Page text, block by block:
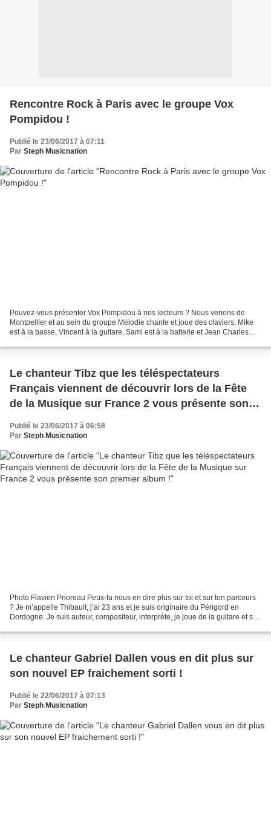
Rencontre Rock à Paris avec le groupe Vox
Pompidou !
Publié le 23/06/2017 à 07:11
Par Steph Musicnation
Pouvez-vous présenter Vox Pompidou à nos lecteurs ? Nous venons de
Montpellier et au sein du groupe Mélodie chante et joue des claviers, Mike
est à la basse, Vincent à la guitare, Sami est à la batterie et Jean Charles
Le chanteur Tibz que les téléspectateurs
Français viennent de découvrir lors de la Fête
de la Musique sur France 2 vous présente son
premier album !
Publié le 23/06/2017 à 06:58
Par Steph Musicnation
Photo Flavien Prioreau Peux-tu nous en dire plus sur toi et sur ton parcours
? Je m’appelle Thibault, j’ai 23 ans et je suis originaire du Périgord en
Dordogne. Je suis auteur, compositeur, interprète, je joue de la guitare et sur
Le chanteur Gabriel Dallen vous en dit plus sur
son nouvel EP fraichement sorti !
Publié le 22/06/2017 à 07:13
Par Steph Musicnation